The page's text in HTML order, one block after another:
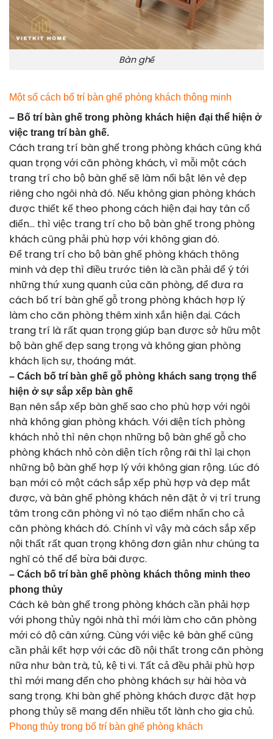
Bàn ghế
Một số cách bố trí bàn ghế phòng khách thông minh
– Bố trí bàn ghế trong phòng khách hiện đại thể hiện ở
việc trang trí bàn ghế.
Cách trang trí bàn ghế trong phòng khách cũng khá
quan trọng với căn phòng khách, vì mỗi một cách
trang trí cho bộ bàn ghế sẽ làm nổi bật lên vẻ đẹp
riêng cho ngôi nhà đó. Nếu không gian phòng khách
được thiết kế theo phong cách hiện đại hay tân cổ
điển… thì việc trang trí cho bộ bàn ghế trong phòng
khách cũng phải phù hợp với không gian đó.
Để trang trí cho bộ bàn ghế phòng khách thông
minh và đẹp thì điều trước tiên là cần phải để ý tới
những thứ xung quanh của căn phòng, để đưa ra
cách bố trí bàn ghế gỗ trong phòng khách hợp lý
làm cho căn phòng thêm xinh xắn hiện đại. Cách
trang trí là rất quan trọng giúp bạn được sở hữu một
bộ bàn ghế đẹp sang trọng và không gian phòng
khách lịch sự, thoáng mát.
– Cách bố trí bàn ghế gỗ phòng khách sang trọng thể
hiện ở sự sắp xếp bàn ghế
Bạn nên sắp xếp bàn ghế sao cho phù hợp với ngôi
nhà không gian phòng khách. Với diện tích phòng
khách nhỏ thì nên chọn những bộ bàn ghế gỗ cho
phòng khách nhỏ còn diện tích rộng rãi thì lại chọn
những bộ bàn ghế hợp lý với không gian rộng. Lúc đó
bạn mới có một cách sắp xếp phù hợp và đẹp mắt
được, và bàn ghế phòng khách nên đặt ở vị trí trung
tâm trong căn phòng vì nó tạo điểm nhấn cho cả
căn phòng khách đó. Chính vì vậy mà cách sắp xếp
nội thất rất quan trọng không đơn giản như chúng ta
nghĩ có thể để bừa bãi được.
– Cách bố trí bàn ghế phòng khách thông minh theo
phong thủy
Cách kê bàn ghế trong phòng khách cần phải hợp
với phong thủy ngôi nhà thì mới làm cho căn phòng
mới có độ cân xứng. Cùng với việc kê bàn ghế cũng
cần phải kết hợp với các đồ nội thất trong căn phòng
nữa như bàn trà, tủ, kệ ti vi. Tất cả đều phải phù hợp
thì mới mang đến cho phòng khách sự hài hòa và
sang trọng. Khi bàn ghế phòng khách được đặt hợp
phong thủy sẽ mang đến nhiều tốt lành cho gia chủ.
Phong thủy trong bố trí bàn ghế phòng khách